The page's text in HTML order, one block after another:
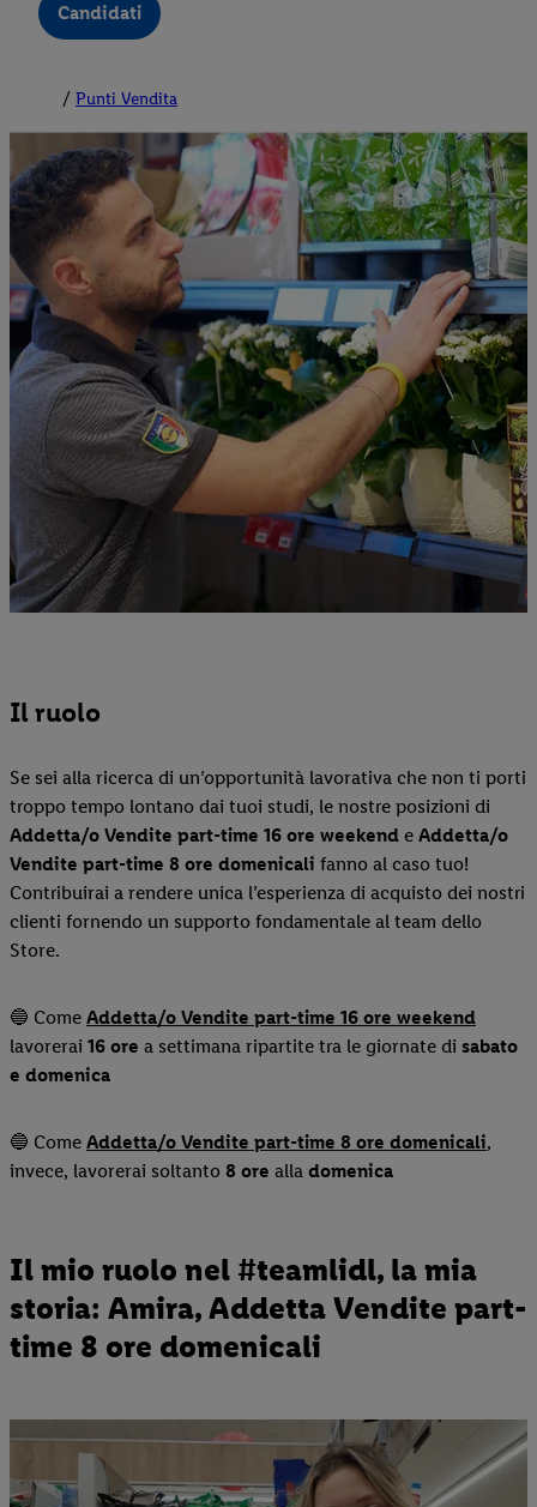
Candidati
Punti Vendita
Il ruolo
Se sei alla ricerca di un’opportunità lavorativa che non ti porti
troppo tempo lontano dai tuoi studi, le nostre posizioni di
Addetta/o Vendite part-time 16 ore weekend e Addetta/o
Vendite part-time 8 ore domenicali fanno al caso tuo!
Contribuirai a rendere unica l’esperienza di acquisto dei nostri
clienti fornendo un supporto fondamentale al team dello
Store.
🔵 Come Addetta/o Vendite part-time 16 ore weekend
lavorerai 16 ore a settimana ripartite tra le giornate di sabato
e domenica
🔵 Come Addetta/o Vendite part-time 8 ore domenicali,
invece, lavorerai soltanto 8 ore alla domenica
Il mio ruolo nel #teamlidl, la mia
storia: Amira, Addetta Vendite part-
time 8 ore domenicali